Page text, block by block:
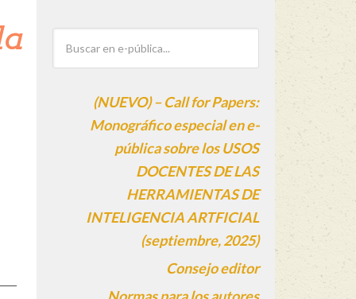
(NUEVO) – Call for Papers:
Monográfico especial en e-
pública sobre los USOS
DOCENTES DE LAS
HERRAMIENTAS DE
INTELIGENCIA ARTFICIAL
(septiembre, 2025)
Consejo editor